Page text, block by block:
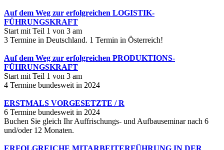
Auf dem Weg zur erfolgreichen LOGISTIK-
FÜHRUNGSKRAFT
Start mit Teil 1 von 3 am
3 Termine in Deutschland. 1 Termin in Österreich!
Auf dem Weg zur erfolgreichen PRODUKTIONS-
FÜHRUNGSKRAFT
Start mit Teil 1 von 3 am
4 Termine bundesweit in 2024
ERSTMALS VORGESETZTE / R
6 Termine bundesweit in 2024
Buchen Sie gleich Ihr Auffrischungs- und Aufbauseminar nach 6
und/oder 12 Monaten.
ERFOLGREICHE MITARBEITERFÜHRUNG IN DER